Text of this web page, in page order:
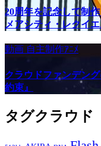
20周年を記念して制
メアシティ・レクイ
動画 自主制作ｱﾆﾒ
クラウドファンデン
約束』
タグクラウド